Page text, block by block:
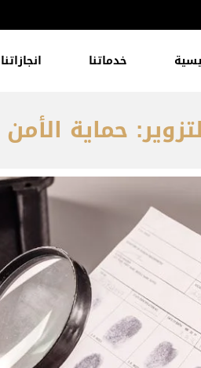
خدماتنا انجازاتنا
حماية الأمن